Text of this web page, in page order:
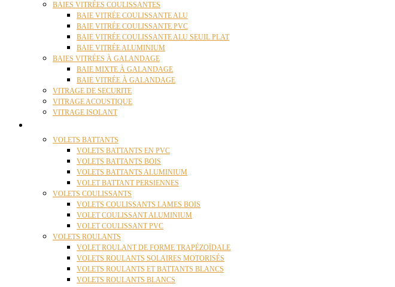
BAIES VITRÉES COULISSANTES
BAIE VITRÉE COULISSANTE ALU
BAIE VITRÉE COULISSANTE PVC
BAIE VITRÉE COULISSANTE ALU SEUIL PLAT
BAIE VITRÉE ALUMINIUM
BAIES VITRÉES À GALANDAGE
BAIE MIXTE À GALANDAGE
BAIE VITRÉE À GALANDAGE
VITRAGE DE SECURITE
VITRAGE ACOUSTIQUE
VITRAGE ISOLANT
VOLETS BATTANTS
VOLETS BATTANTS EN PVC
VOLETS BATTANTS BOIS
VOLETS BATTANTS ALUMINIUM
VOLET BATTANT PERSIENNES
VOLETS COULISSANTS
VOLETS COULISSANTS LAMES BOIS
VOLET COULISSANT ALUMINIUM
VOLET COULISSANT PVC
VOLETS ROULANTS
VOLET ROULANT DE FORME TRAPÉZOÏDALE
VOLETS ROULANTS SOLAIRES MOTORISÉS
VOLETS ROULANTS ET BATTANTS BLANCS
VOLETS ROULANTS BLANCS